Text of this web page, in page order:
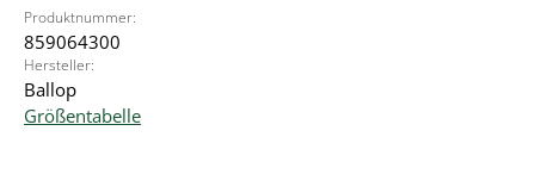
Produktnummer:
859064300
Hersteller:
Ballop
Größentabelle